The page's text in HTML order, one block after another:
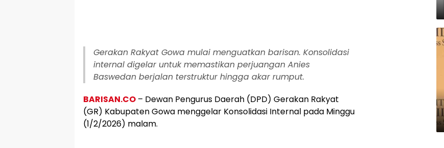
Gerakan Rakyat Gowa mulai menguatkan barisan. Konsolidasi
internal digelar untuk memastikan perjuangan Anies
Baswedan berjalan terstruktur hingga akar rumput.
BARISAN.CO – Dewan Pengurus Daerah (DPD) Gerakan Rakyat
(GR) Kabupaten Gowa menggelar Konsolidasi Internal pada Minggu
(1/2/2026) malam.